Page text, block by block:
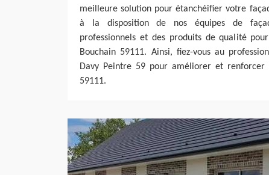
meilleure solution pour étanchéifier votre
à la disposition de nos équipes de
professionnels et des produits de qualité
Bouchain 59111. Ainsi, fiez-vous au
Davy Peintre 59 pour améliorer et renforcer
59111.